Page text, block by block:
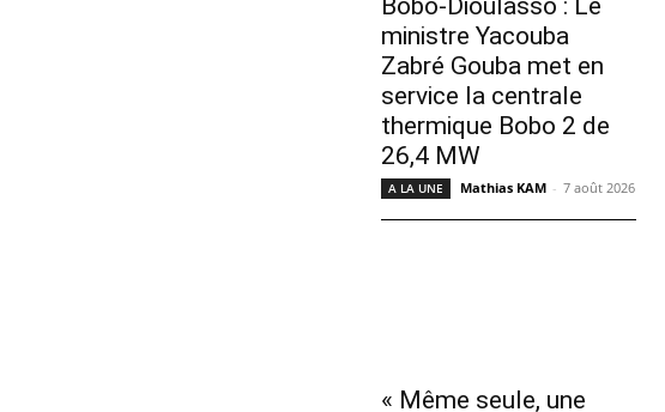
Bobo-Dioulasso : Le
ministre Yacouba
Zabré Gouba met en
service la centrale
thermique Bobo 2 de
26,4 MW
A LA UNE Mathias KAM - 7 août 2026
« Même seule, une